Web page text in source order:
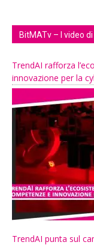
BitMATv – I video
TrendAI rafforza
innovazione per la
TrendAI punta sul